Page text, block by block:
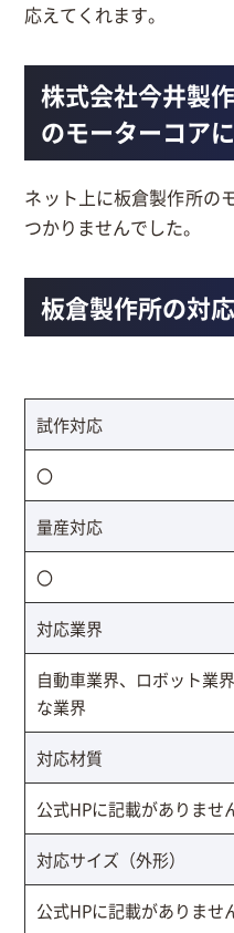
応えてくれます。
株式会社今井製
のモーターコア
ネット上に板倉製作所の
つかりませんでした。
板倉製作所の対
試作対応
〇
量産対応
〇
対応業界
自動車業界、ロボット業
な業界
対応材質
公式HPに記載がありませ
対応サイズ（外形）
公式HPに記載がありませ